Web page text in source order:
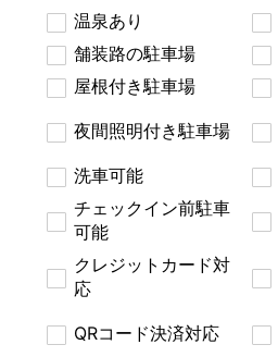
温泉あり
舗装路の駐車場
屋根付き駐車場
夜間照明付き駐車場
洗車可能
チェックイン前駐車
可能
クレジットカード対
応
QRコード決済対応